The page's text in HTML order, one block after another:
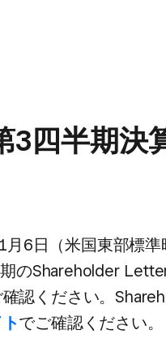
3四半期決
月6日​（米国東部標
の​Shareholder
認ください。​
で​ご確認ください。